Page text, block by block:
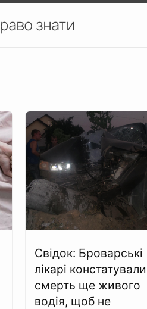
знати
Свідок: Броварські
лікарі констатували
смерть ще живого
водія, щоб не